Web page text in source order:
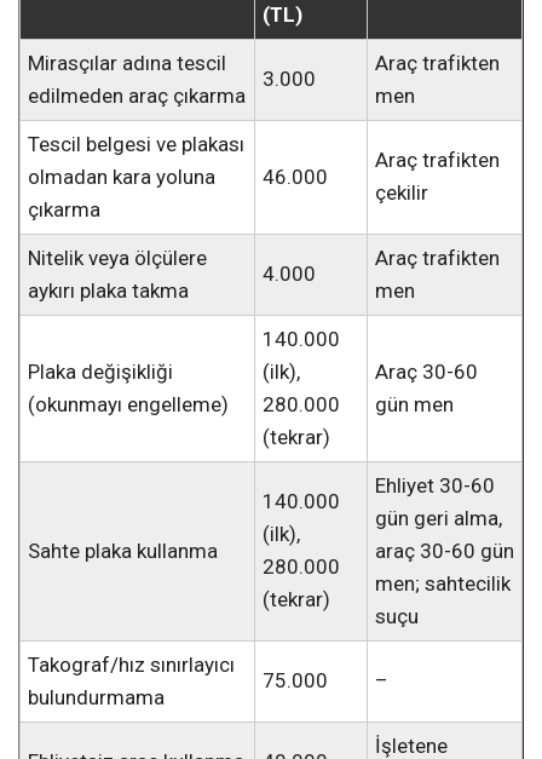
(TL)
Mirasçılar adına tescil
edilmeden araç çıkarma
3.000
Araç trafikten
men
Tescil belgesi ve plakası
olmadan kara yoluna
çıkarma
46.000
Araç trafikten
çekilir
Nitelik veya ölçülere
aykırı plaka takma
4.000
Araç trafikten
men
Plaka değişikliği
(okunmayı engelleme)
140.000
(ilk),
280.000
(tekrar)
Araç 30-60
gün men
Sahte plaka kullanma
140.000
(ilk),
280.000
(tekrar)
Ehliyet 30-60
gün geri alma,
araç 30-60 gün
men; sahtecilik
suçu
Takograf/hız sınırlayıcı
bulundurmama
75.000 –
İşletene